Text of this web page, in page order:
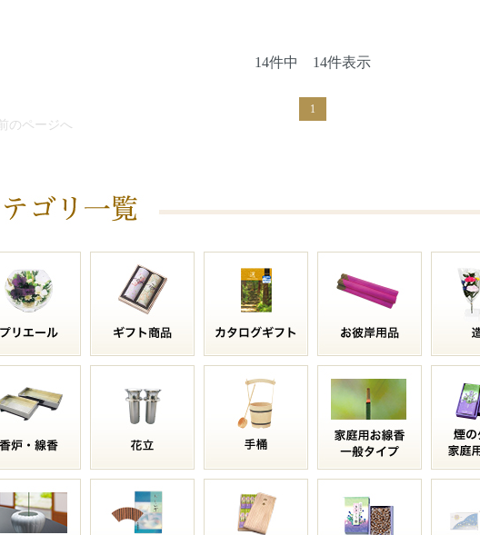
14件中 14件表示
1
ページへ